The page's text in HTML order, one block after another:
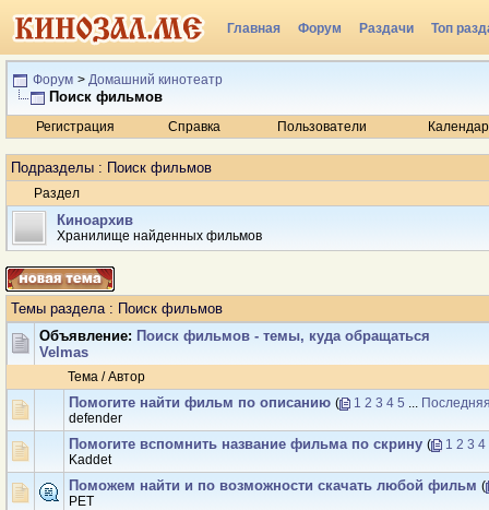
Главная Форум Раздачи Топ
Радио
Форум > Домашний кинотеатр
Поиск фильмов
Регистрация Справка Пользователи
Подразделы : Поиск фильмов
Раздел
Киноархив
Хранилище найденных фильмов
Темы раздела: Поиск фильмов
Объявление: Поиск фильмов - темы, куда обращаться
Velmas
Тема /Автор
Помогите найти фильм по описанию ( 1 2 3 4 5 ...
defender
Помогите вспомнить название фильма по скрину ( 1 2 3 4
Kaddet
Поможем найти и по возможности скачать любой фильм (
PET